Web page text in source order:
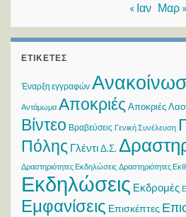
« Ιαν Μαρ »
ΕΤΙΚΈΤΕΣ
Έναρξη εγγραφών
Αντάμωμα Αποκριές Αποκριές
Βίντεο Βραβεύσεις Γενική Συνέλευση
Πόλης ΓλέντιΔ.Σ.
Δραστηριότητες Εκδηλώσεις Δραστηριότητες
Εκδηλώσεις Εκδρομές
Εμφανίσεις Επισκέπτες